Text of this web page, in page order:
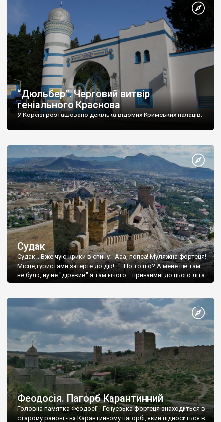
“Дюльбер”. Черговий витвір
геніального Краснова
У Кореїзі розташовано декілька відомих Кримських палаців.
Судак
Судак... Вже чую крики в спину: "Ааа, попса! Муляжна фортеця!
Місце,туристами затерте до дір!..." Но то шо? А мене ще там
не було, ну не "дірявив" я там нічого... принаймні до цього літа.
Феодосія. Пагорб Карантинний
Головна памятка Феодосії - Генуезька фортеця знаходиться в
старому районі - на Карантинному пагорбі, який підноситься в